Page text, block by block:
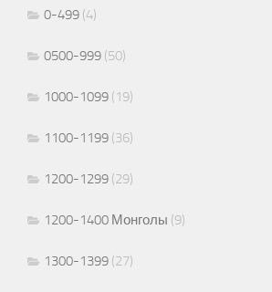
0-499 (4)
0500-999 (50)
1000-1099 (19)
1100-1199 (36)
1200-1299 (29)
1200-1400 Монголы (9)
1300-1399 (27)